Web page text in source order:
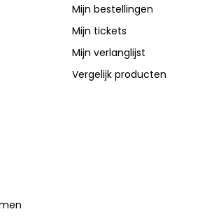
Mijn bestellingen
Mijn tickets
Mijn verlanglijst
Vergelijk producten